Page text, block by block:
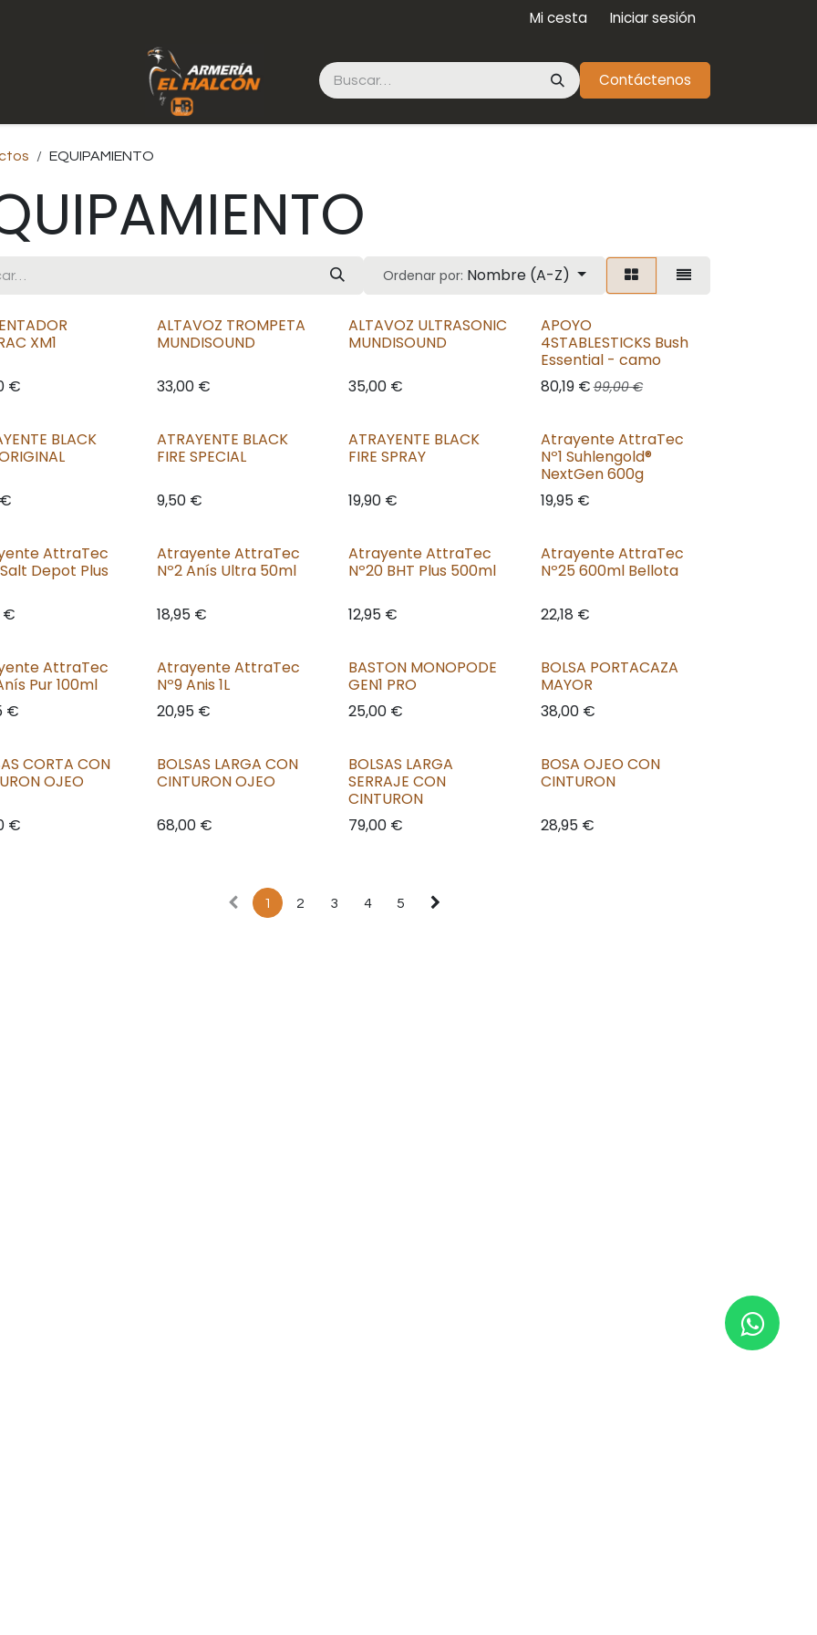
Mi cesta Iniciar sesión
Contáctenos
EQUIPAMIENTO
Ordenar por: Nombre (A-Z)
XM1
€
ALTAVOZ TROMPETA
MUNDISOUND
33,00 €
ALTAVOZ ULTRASONIC
MUNDISOUND
35,00 €
APOYO
4STABLESTICKS Bush
Essential - camo
80,19€99,00€
BLACK
ATRAYENTE BLACK
FIRE SPECIAL
9,50 €
ATRAYENTE BLACK
FIRE SPRAY
19,90 €
Atrayente AttraTec
Nº1 Suhlengold®
NextGen 600g
19,95€
AttraTec
Salt Depot Plus
€
Atrayente AttraTec
Nº2 Anís Ultra 50ml
18,95 €
Atrayente AttraTec
Nº20 BHT Plus 500ml
12,95 €
Atrayente AttraTec
Nº25 600ml Bellota
22,18 €
AttraTec
Pur 100ml
€
Atrayente AttraTec
Nº9 Anis 1L
20,95 €
BASTON MONOPODE
GEN1 PRO
25,00 €
BOLSA PORTACAZA
MAYOR
38,00€
CORTA CON
OJEO
€
BOLSAS LARGA CON
CINTURON OJEO
68,00 €
BOLSAS LARGA
SERRAJE CON
CINTURON
79,00 €
BOSA OJEO CON
CINTURON
28,95€
1 2 3 4 5